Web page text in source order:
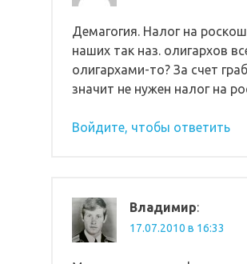
Демагогия. Налог на
наших так наз. олигархов
олигархами-то? За счет
значит не нужен налог на
Войдите, чтобы ответить
Владимир:
17.07.2010 в 16:33